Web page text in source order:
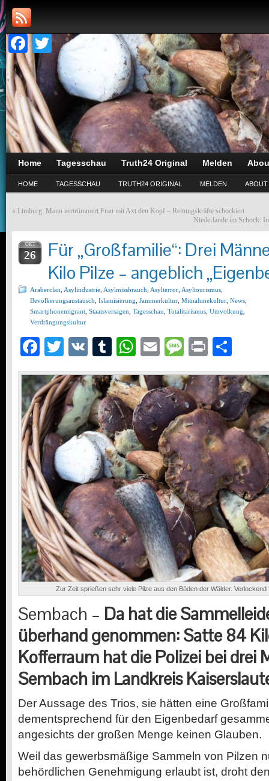
Facebook
Twitter
Home Tagesschau Truth24 Original Melden
HOME TAGESSCHAU TRUTH24 ORIGINAL MELDEN ABOUT
« Limburg: Mann zertrümmert Frau mit Axt den Kopf – Rettungskräfte schockiert
Niederlande im Schock:
OKT
26
Für „Großfamilie“: Drei
Kilo Pilze – angeblich
Araberclan Asylindustrie Asylmissbrauch Asylterror Asyltourismus
Bevölkerungsaustausch Islamisierung Jammerkultur Mitnahmekultur News
Smartphonemigrant Staatsversagen Tagesschau Totalitarismus Umvolkung
Verdrängungskultur
Facebook
Twitter
VK Tumblr
WhatsApp
EmailMessage
Print
Zur Zeit sprießen sehr viele Pilze aus den Böden der Wälder.
Sembach – Da hat die
überhand genommen: Satte 84
Kofferraum hat die Polizei bei drei
Sembach im Landkreis
Der Aussage des Trios, sie hätten eine
dementsprechend für den Eigenbedarf
angesichts der großen Menge keinen Glauben.
Weil das gewerbsmäßige Sammeln von Pilzen
behördlichen Genehmigung erlaubt ist, droht